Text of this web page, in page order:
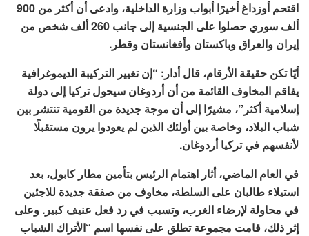
اقتحم أوزداغ أخيرًا أبواب وزارة الداخلية، وادعى أن أكثر من 900
ألف سوري حصلوا على الجنسية إلى جانب 260 ألف شخص من
إيران والعراق وباكستان وأفغانستان وقطر.
أيًا تكن حقيقة الأرقام، قال أدار: “إن تغيير التركيبة الديموغرافية
يفاقم المخاوف القائمة من أن أردوغان سيحول تركيا إلى دولة
إسلامية أكثر”، مشيرًا إلى أن موجة جديدة من القومية تنتشر بين
شباب البلاد، وخاصة بين أولئك الذين لم يعودوا يرون مستقبلًا
لأنفسهم في تركيا أردوغان.
في العام الماضي، أثار اهتمام الرئيس بتأمين مطار كابول، بعد
استيلاء طالبان على السلطة، مخاوف من صفقة جديدة للاجئين
في محاولة لإرضاء الغرب، وتسبب في رد فعل عنيف كبير. وعلى
إثر ذلك، قامت مجموعة تطلق على نفسها اسم “الأتراك الشباب